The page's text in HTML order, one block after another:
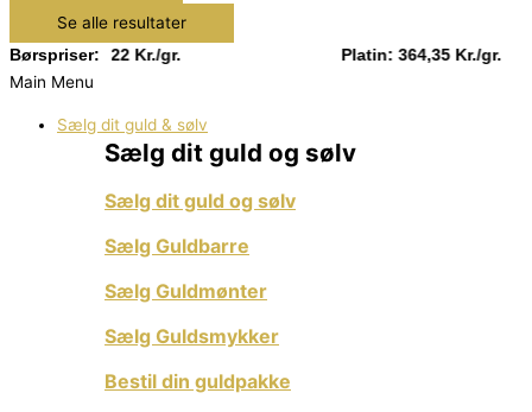
Se alle resultater
Børspriser:
Sølv: 13,22 Kr./gr. Platin: 364,35 Kr./gr.
Main Menu
Sælg dit guld & sølv
Sælg dit guld og sølv
Sælg dit guld og sølv
Sælg Guldbarre
Sælg Guldmønter
Sælg Guldsmykker
Bestil din guldpakke